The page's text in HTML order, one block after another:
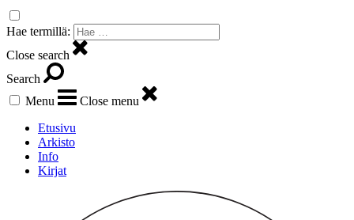
Hae termillä:
Close search
Search
Menu
Close menu
Etusivu
Arkisto
Info
Kirjat